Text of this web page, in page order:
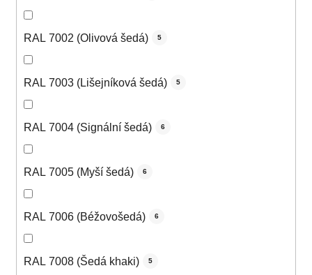
RAL 7002 (Olivová šedá) 5
RAL 7003 (Lišejníková šedá) 5
RAL 7004 (Signální šedá) 6
RAL 7005 (Myší šedá) 6
RAL 7006 (Béžovošedá) 6
RAL 7008 (Šedá khaki) 5